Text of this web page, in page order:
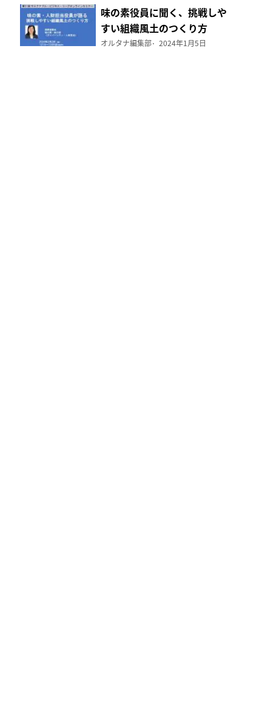
味の素役員に聞く、挑戦しや
すい組織風土のつくり方
オルタナ編集部 2024年1月5日